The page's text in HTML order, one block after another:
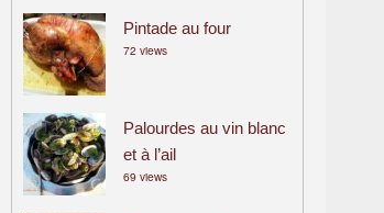
Pintade au four
72 views
Palourdes au vin blanc
et à l’ail
69 views